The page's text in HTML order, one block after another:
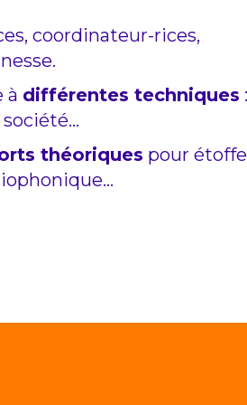
coordinateur-rices,
à différentes techniques
société…
théoriques pour